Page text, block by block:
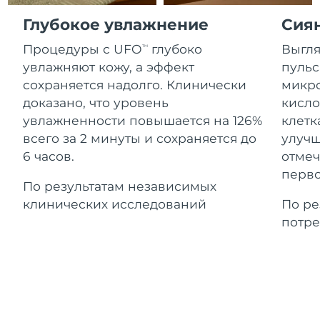
Глубокое увлажнение
Процедуры с UFOTM
глубоко
увлажняют кожу, а эффект
сохраняется надолго. Клинически
доказано, что уровень
увлажненности повышается на 126%
всего за 2 минуты и сохраняется до
6 часов.
По результатам независимых
клинических исследований
По
For healthy hair
Косметика Для мужчин
Купить
ПОДРОБНЕЕ
Гибралтар
12/08/2026
Греция
Ожидаемая дата доставки
08/08/2026
Гонконг (САР)
09/08/2026
Венгрия
Ожидаемая дата доставки
Исландия
Ожидаемая дата доставки
Ожидаемая дата доставки